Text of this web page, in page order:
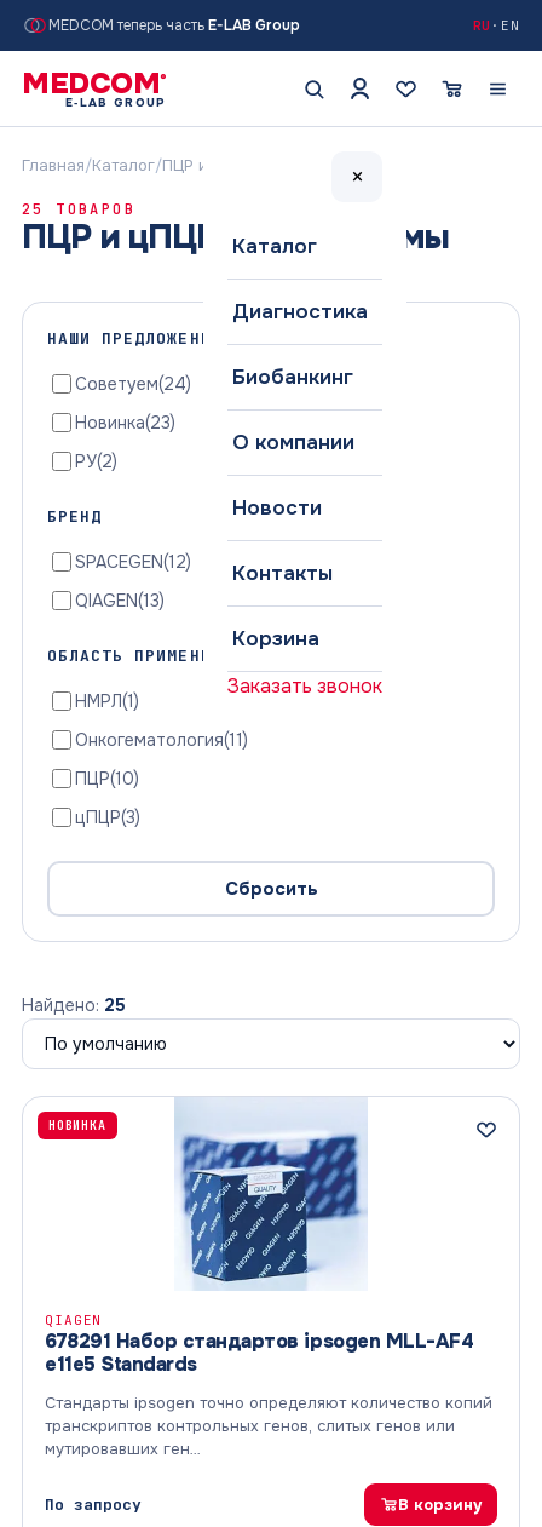
MEDCOM теперь частьE-LAB Group RU · EN
MEDCOM®
E‑LAB GROUP
×
Каталог
Диагностика
Биобанкинг
О компании
Новости
Контакты
Корзина
Заказать звонок
Главная/Каталог/ПЦР и цПЦР тест системы
25 ТОВАРОВ
ПЦР и цПЦР тест системы
НАШИ ПРЕДЛОЖЕНИЯ
Советуем(24)
Новинка(23)
РУ(2)
БРЕНД
SPACEGEN(12)
QIAGEN(13)
ОБЛАСТЬ ПРИМЕНЕНИЯ
НМРЛ(1)
Онкогематология(11)
ПЦР(10)
цПЦР(3)
Сбросить
Найдено: 25
НОВИНКА
QIAGEN
678291 Набор стандартов ipsogen MLL-AF4
e11e5 Standards
Стандарты ipsogen точно определяют количество копий
транскриптов контрольных генов, слитых генов или
мутировавших ген…
По запросу В корзину